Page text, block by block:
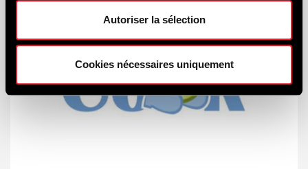
Autoriser la sélection
Cookies nécessaires uniquement